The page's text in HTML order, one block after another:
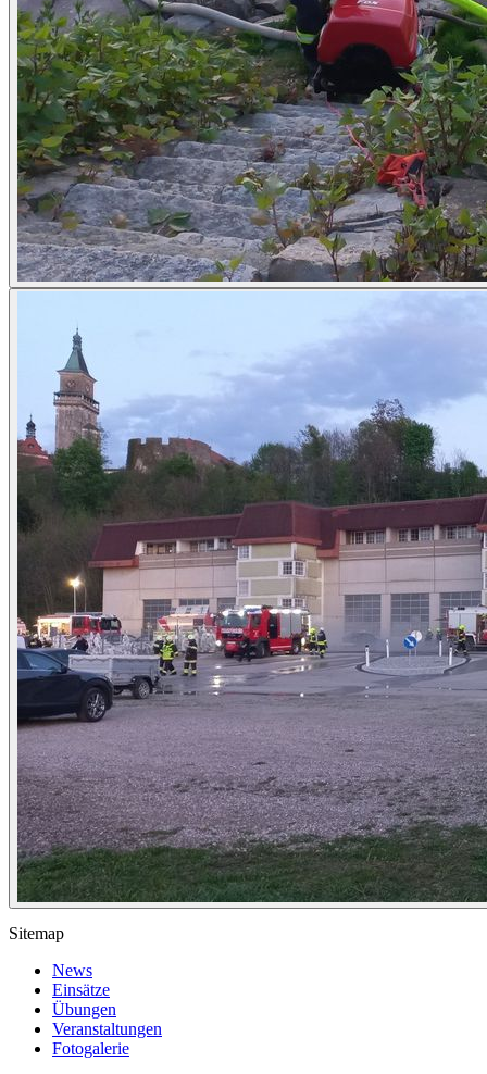
Sitemap
News
Einsätze
Übungen
Veranstaltungen
Fotogalerie